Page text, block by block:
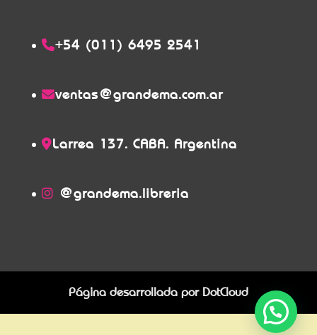
+54 (011) 6495 2541
ventas@grandema.com.ar
Larrea 137. CABA. Argentina
@grandema.libreria
Página desarrollada por DotCloud